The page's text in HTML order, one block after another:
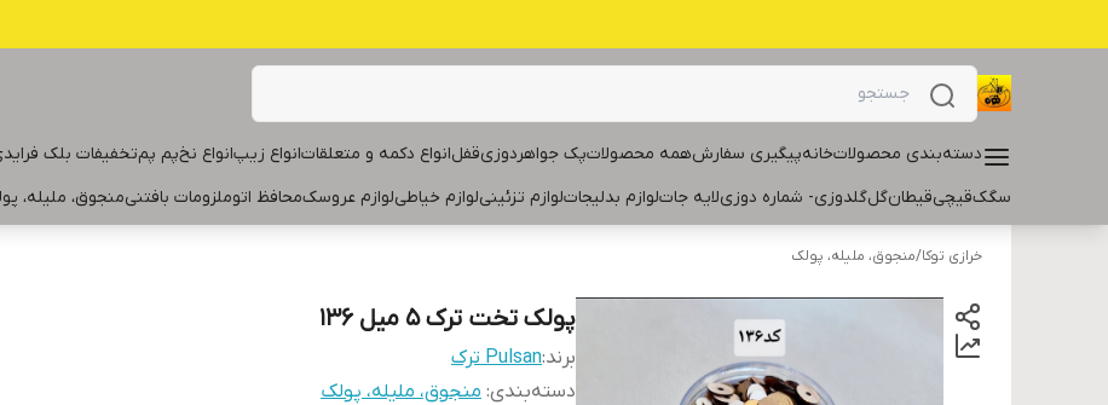
دسته‌بندی محصولاتخانهپیگیری سفارشهمه محصولاتپک جواهردوزیقفلانواع دکمه و متعلقاتانواع زیپانواع نخپم پمتخفیفات بلک
سگکقیچیقیطانگلگلدوزی- شماره دوزیلایه جاتلوازم بدلیجاتلوازم تزئینیلوازم خیاطیلوازم عروسکمحافظ اتوملزومات بافتنیمنجوق، ملیله،
خرازی توکا/منجوق، ملیله، پولک
پولک تخت ترک ۵ میل ۱۳۶
برند:Pulsan ترک
دسته‌بندی: منجوق، ملیله، پولک